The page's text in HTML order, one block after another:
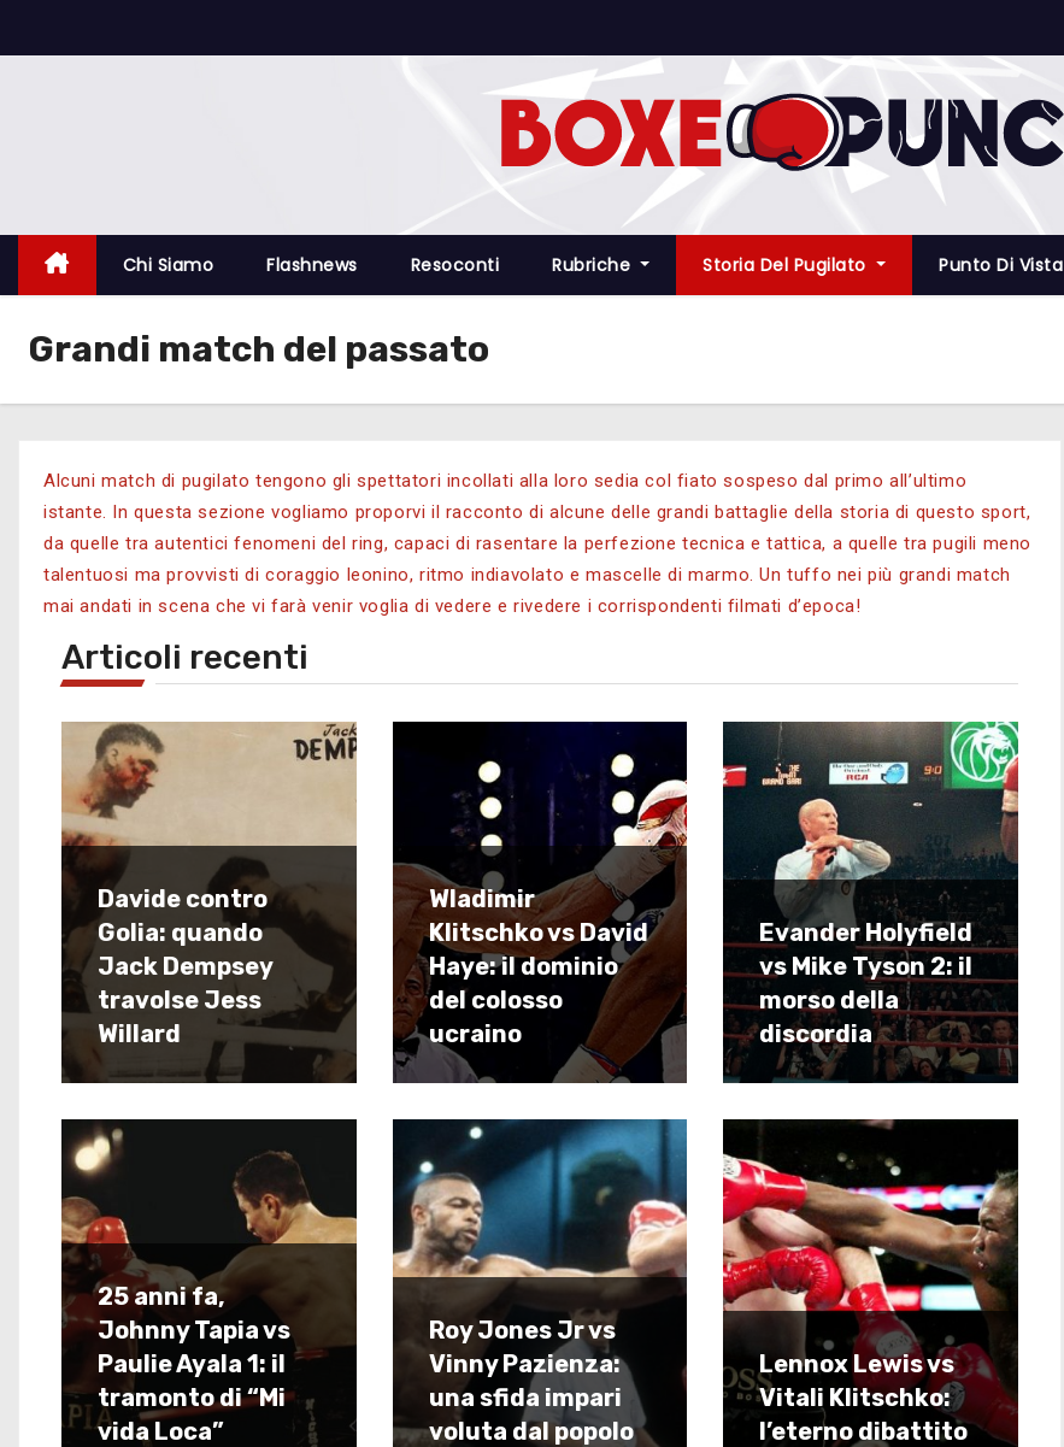
Chi Siamo Flashnews Resoconti Rubriche Storia Del Pugilato Punto Di Vista
Grandi match del passato
Alcuni match di pugilato tengono gli spettatori incollati alla loro sedia col fiato sospeso dal primo all’ultimo
istante. In questa sezione vogliamo proporvi il racconto di alcune delle grandi battaglie della storia di questo sport,
da quelle tra autentici fenomeni del ring, capaci di rasentare la perfezione tecnica e tattica, a quelle tra pugili meno
talentuosi ma provvisti di coraggio leonino, ritmo indiavolato e mascelle di marmo.Un tuffo nei più grandi match
mai andati in scena che vi farà venir voglia di vedere e rivedere i corrispondenti filmati d’epoca!
Articoli recenti
Davide contro
Golia: quando
Jack Dempsey
travolse Jess
Willard
Wladimir
Klitschko vs David
Haye: il dominio
del colosso
ucraino
Evander Holyfield
vs Mike Tyson 2: il
morso della
discordia
25 anni fa,
Johnny Tapia vs
Paulie Ayala 1: il
tramonto di “Mi
vida Loca”
Roy Jones Jr vs
Vinny Pazienza:
una sfida impari
voluta dal popolo
Lennox Lewis vs
Vitali Klitschko:
l’eterno dibattito